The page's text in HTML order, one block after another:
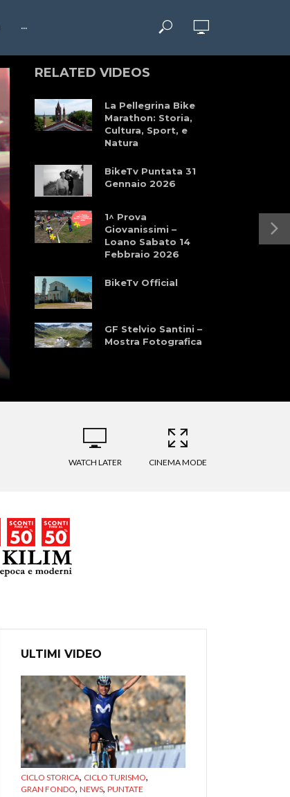
···
RELATED VIDEOS
La Pellegrina Bike
Marathon: Storia,
Cultura, Sport, e
Natura
BikeTv Puntata 31
Gennaio 2026
1^ Prova
Giovanissimi –
Loano Sabato 14
Febbraio 2026
BikeTv Official
GF Stelvio Santini –
Mostra Fotografica
WATCH LATER CINEMA MODE
ULTIMI VIDEO
CICLO STORICA, CICLO TURISMO,
GRAN FONDO, NEWS, PUNTATE